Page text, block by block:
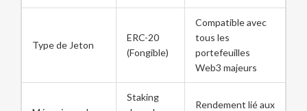
Type de Jeton
ERC-20
(Fongible)
Compatible avec
tous les
portefeuilles
Web3 majeurs
Staking
Rendement lié aux